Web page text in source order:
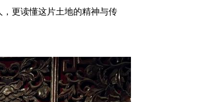
更读懂这片土地的精神与传